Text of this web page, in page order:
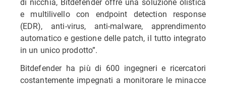
e multilivello con endpoint detection response
(EDR), anti-virus, anti-malware, apprendimento
automatico e gestione delle patch, il tutto integrato
in un unico prodotto”.
Bitdefender ha più di 600 ingegneri e ricercatori
costantemente impegnati a monitorare le minacce